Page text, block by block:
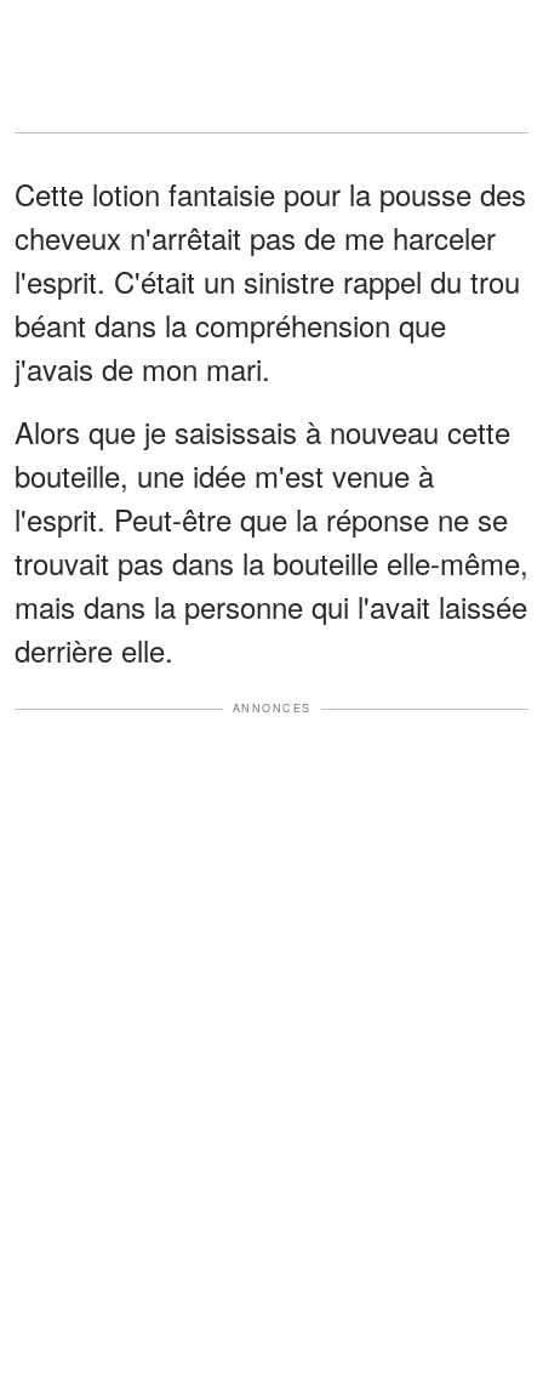
Cette lotion fantaisie pour la pousse des
cheveux n'arrêtait pas de me harceler
l'esprit. C'était un sinistre rappel du trou
béant dans la compréhension que
j'avais de mon mari.
Alors que je saisissais à nouveau cette
bouteille, une idée m'est venue à
l'esprit. Peut-être que la réponse ne se
trouvait pas dans la bouteille elle-même,
mais dans la personne qui l'avait laissée
derrière elle.
ANNONCES